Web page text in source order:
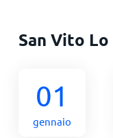
San Vito
01
gennaio